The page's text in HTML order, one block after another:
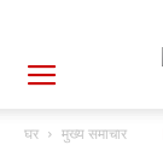
घर मुख्य समाचार